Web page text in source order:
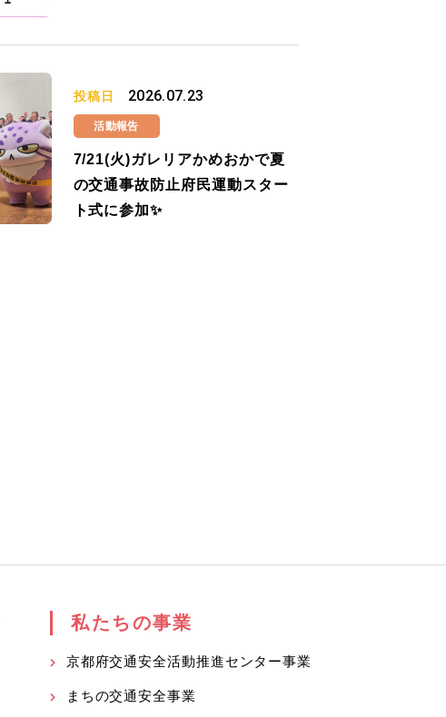
投稿日 2026.07.23
活動報告
7/21(火)ガレリアかめおかで夏
の交通事故防止府民運動スター
ト式に参加✨
私たちの事業
京都府交通安全活動推進センター事業
まちの交通安全事業